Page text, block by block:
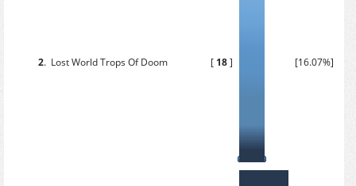
2. Lost World Trops Of Doom [ 18] [16.07%]